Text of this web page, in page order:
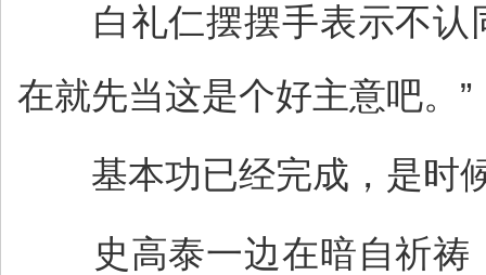
白礼仁摆摆手表示不认同
在就先当这是个好主意吧。”
基本功已经完成，是时
史高泰一边在暗自祈祷，